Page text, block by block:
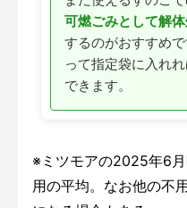
可燃ごみとして解
するのがおすすめ
って指定袋に入れ
できます。
※ミツモアの2025年6
用の平均。なお他の不